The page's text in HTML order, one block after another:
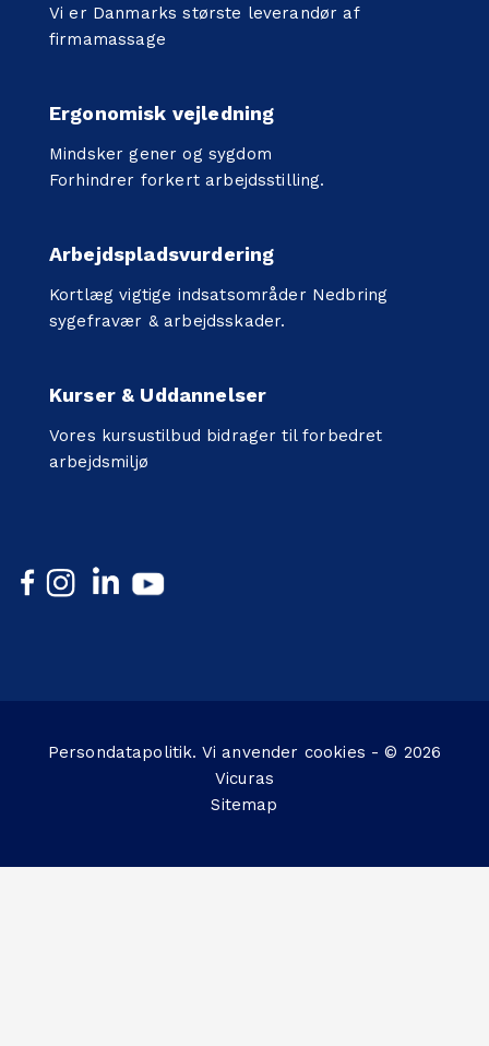
Vi er Danmarks største leverandør af
firmamassage
Ergonomisk vejledning
Mindsker gener og sygdom
Forhindrer forkert arbejdsstilling.
Arbejdspladsvurdering
Kortlæg vigtige indsatsområder Nedbring
sygefravær & arbejdsskader.
Kurser & Uddannelser
Vores kursustilbud bidrager til forbedret
arbejdsmiljø
Persondatapolitik. Vi anvender cookies - © 2026
Vicuras
Sitemap